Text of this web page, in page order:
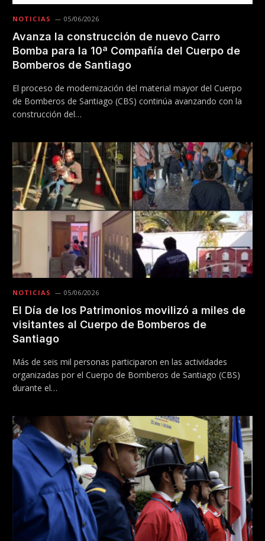
NOTICIAS 05/06/2026
Avanza la construcción de nuevo Carro
Bomba para la 10ª Compañía del Cuerpo de
Bomberos de Santiago
El proceso de modernización del material mayor del Cuerpo
de Bomberos de Santiago (CBS) continúa avanzando con la
construcción del…
NOTICIAS 05/06/2026
El Día de los Patrimonios movilizó a miles de
visitantes al Cuerpo de Bomberos de
Santiago
Más de seis mil personas participaron en las actividades
organizadas por el Cuerpo de Bomberos de Santiago (CBS)
durante el…